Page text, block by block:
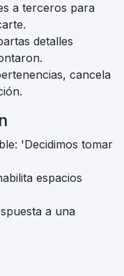
a terceros para
detalles
cancela
'Decidimos tomar
espacios
a una